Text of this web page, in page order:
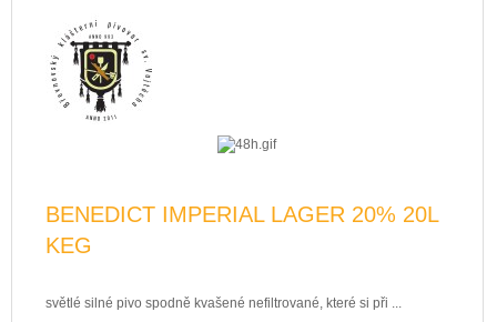
BENEDICT IMPERIAL LAGER 20% 20L
KEG
světlé silné pivo spodně kvašené nefiltrované, které si při ...